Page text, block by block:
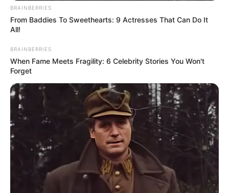
BRAINBERRIES
From Baddies To Sweethearts: 9 Actresses That Can Do It
All!
BRAINBERRIES
When Fame Meets Fragility: 6 Celebrity Stories You Won't
Forget